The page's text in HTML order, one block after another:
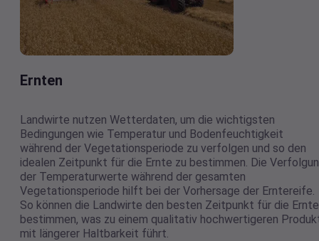
Ernten
Landwirte nutzen Wetterdaten, um die wichtigsten
Bedingungen wie Temperatur und Bodenfeuchtigkeit
während der Vegetationsperiode zu verfolgen und so den
idealen Zeitpunkt für die Ernte zu bestimmen. Die
der Temperaturwerte während der gesamten
Vegetationsperiode hilft bei der Vorhersage der Erntereife.
So können die Landwirte den besten Zeitpunkt für die Ernte
bestimmen, was zu einem qualitativ hochwertigeren
mit längerer Haltbarkeit führt.